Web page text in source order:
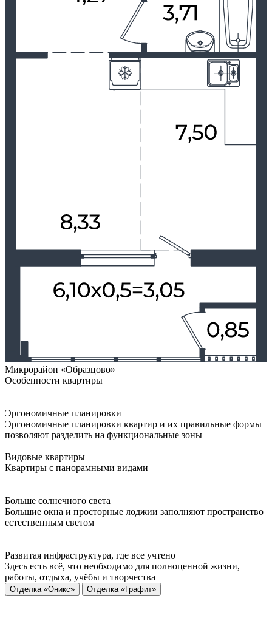
Микрорайон «Образцово»
Особенности квартиры
Эргономичные планировки
Эргономичные планировки квартир и их правильные формы
позволяют разделить на функциональные зоны
Видовые квартиры
Квартиры с панорамными видами
Больше солнечного света
Большие окна и просторные лоджии заполняют пространство
естественным светом
Развитая инфраструктура, где все учтено
Здесь есть всё, что необходимо для полноценной жизни,
работы, отдыха, учёбы и творчества
Отделка «Оникс» Отделка «Графит»